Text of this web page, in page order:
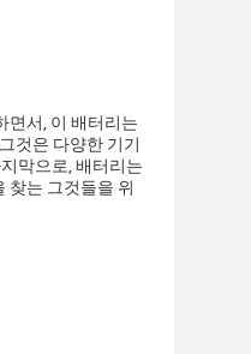
면서, 이 배터리는
것은 다양한 기기
막으로, 배터리는
찾는 그것들을 위